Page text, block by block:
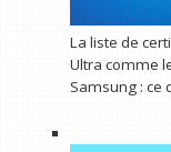
La liste de
Ultra comme
Samsung : ce